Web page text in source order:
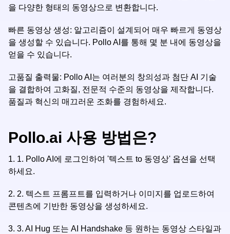
을 다양한 형태의 동영상으로 변환합니다.
빠른 동영상 생성: 알고리즘이 설계되어 매우 빠르게 동영상
을 생성할 수 있습니다. Pollo AI를 통해 몇 분 내에 동영상을
얻을 수 있습니다.
고품질 출력물: Pollo AI는 여러분의 창의성과 첨단 AI 기술
을 결합하여 고화질, 전문적 수준의 동영상을 제작합니다.
품질과 혁신의 매끄러운 조화를 경험하세요.
Pollo.ai 사용 방법은?
1. 1. Pollo AI에 로그인하여 '텍스트 to 동영상' 옵션을 선택
하세요.
2. 2. 텍스트 프롬프트를 입력하거나 이미지를 업로드하여
콘텐츠에 기반한 동영상을 생성하세요.
3. 3. AI Hug 또는 AI Handshake 등 원하는 동영상 스타일과